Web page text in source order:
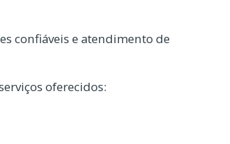
confiáveis e atendimento de
oferecidos: